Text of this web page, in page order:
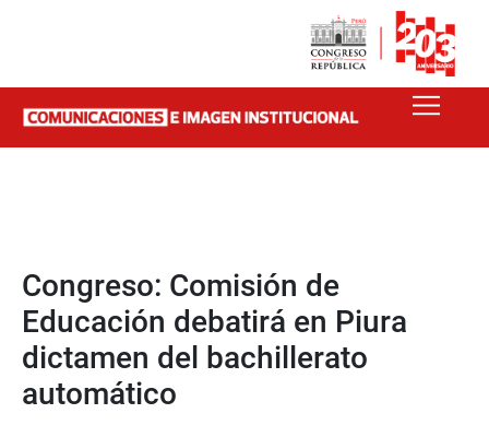
Congreso: Comisión de
Educación debatirá en Piura
dictamen del bachillerato
automático